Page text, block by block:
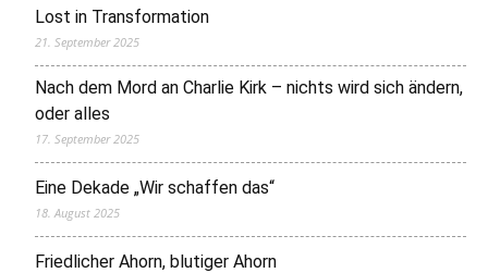
Lost in Transformation
21. September 2025
Nach dem Mord an Charlie Kirk – nichts wird sich ändern,
oder alles
17. September 2025
Eine Dekade „Wir schaffen das“
18. August 2025
Friedlicher Ahorn, blutiger Ahorn